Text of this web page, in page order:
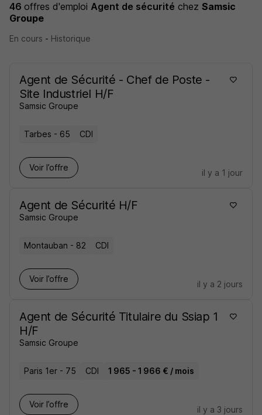
46 offres d'emploi Agent de sécurité chez Samsic
Groupe
En cours - Historique
Agent de Sécurité - Chef de Poste -
Site Industriel H/F
Samsic Groupe
Tarbes - 65 CDI
Voir l’offre
il y a 1 jour
Agent de Sécurité H/F
Samsic Groupe
Montauban - 82 CDI
Voir l’offre
il y a 2 jours
Agent de Sécurité Titulaire du Ssiap 1
H/F
Samsic Groupe
Paris 1er - 75 CDI 1 965 - 1 966 € / mois
Voir l’offre
il y a 3 jours